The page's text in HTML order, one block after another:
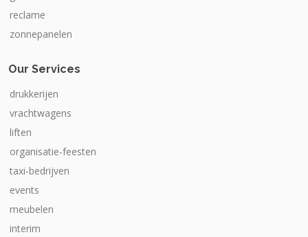
reclame
zonnepanelen
Our Services
drukkerijen
vrachtwagens
liften
organisatie-feesten
taxi-bedrijven
events
meubelen
interim